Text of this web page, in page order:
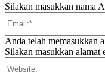
Silakan masukkan nama
Anda telah memasukkan
Silakan masukkan alamat